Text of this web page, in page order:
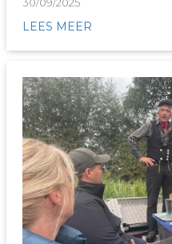
LEES MEER